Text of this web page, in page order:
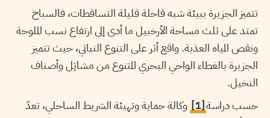
تتميز الجزيرة ببيئة شبه قاحلة قليلة التساقطات، فالسباخ
تمتد على ثلث مساحة الأرخبيل ما أدى إلى ارتفاع نسب الملوحة
ونقص المياه العذبة. واقع أثر على التنوع النباتي، حيث تتميز
الجزيرة بالغطاء الواحي البحري المتنوع من مشاتِل وأصناف
النخيل.
حسب دراسة[1]
وكالة حماية وتهيئة الشريط الساحلي، تعدّ